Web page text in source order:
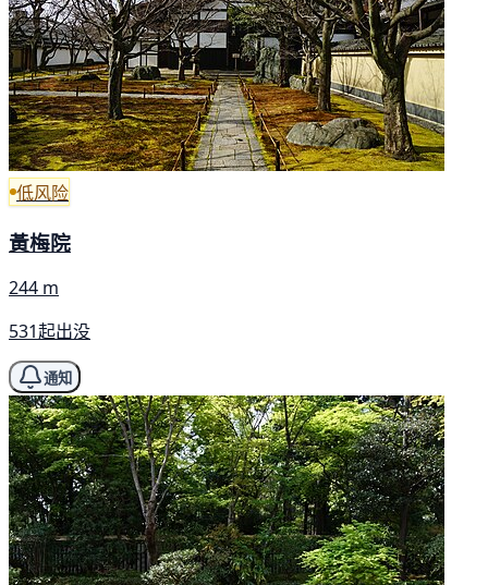
低风险
黃梅院
244 m
531起出没
通知